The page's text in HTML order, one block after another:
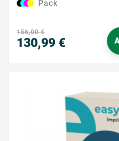
Avec une capacité de 2000
cartouche couleur, ce pack
fiables et
Pack
156,00 €
130,99 €